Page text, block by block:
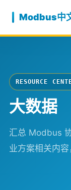
Modbus中
RESOURCE
大数据
汇总 Modbus
业方案相关内容